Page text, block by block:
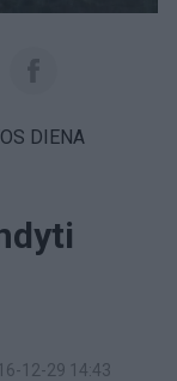
DIENA
12-29 14:43